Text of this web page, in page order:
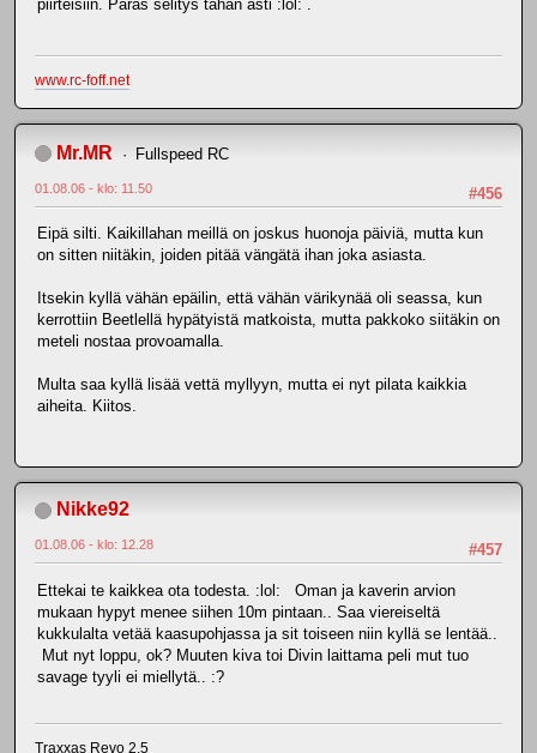
piirteisiin. Paras selitys tähän asti :lol: .
www.rc-foff.net
Mr.MR Fullspeed RC
#456
01.08.06 - klo: 11.50
Eipä silti. Kaikillahan meillä on joskus huonoja päiviä, mutta kun
on sitten niitäkin, joiden pitää vängätä ihan joka asiasta.
Itsekin kyllä vähän epäilin, että vähän värikynää oli seassa, kun
kerrottiin Beetlellä hypätyistä matkoista, mutta pakkoko siitäkin on
meteli nostaa provoamalla.
Multa saa kyllä lisää vettä myllyyn, mutta ei nyt pilata kaikkia
aiheita. Kiitos.
Nikke92
#457
01.08.06 - klo: 12.28
Ettekai te kaikkea ota todesta. :lol: Oman ja kaverin arvion
mukaan hypyt menee siihen 10m pintaan.. Saa viereiseltä
kukkulalta vetää kaasupohjassa ja sit toiseen niin kyllä se lentää..
Mut nyt loppu, ok? Muuten kiva toi Divin laittama peli mut tuo
savage tyyli ei miellytä.. :?
Traxxas Revo 2.5